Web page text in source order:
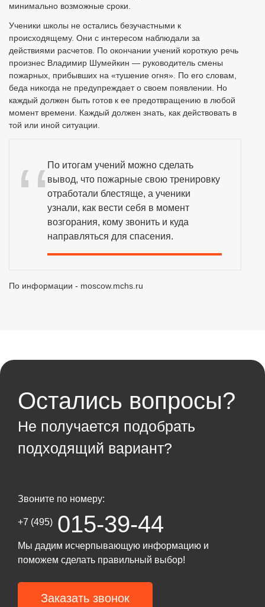
минимально возможные сроки.
Ученики школы не остались безучастными к
происходящему. Они с интересом наблюдали за
действиями расчетов. По окончании учений короткую речь
произнес Владимир Шумейкин — руководитель смены
пожарных, прибывших на «тушение огня». По его словам,
беда никогда не предупреждает о своем появлении. Но
каждый должен быть готов к ее предотвращению в любой
момент времени. Каждый должен знать, как действовать в
той или иной ситуации.
По итогам учений можно сделать
вывод, что пожарные свою тренировку
отработали блестяще, а ученики
узнали, как вести себя в момент
возгорания, кому звонить и куда
направляться для спасения.
По информации - moscow.mchs.ru
Остались вопросы?
Не получается подобрать
подходящий вариант?
Звоните по номеру:
+7 (495) 015-39-44
Мы дадим исчерпывающую информацию и
поможем сделать правильный выбор!
Заказать звонок